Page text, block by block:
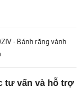
- Bánh răng vành
tư vấn và hỗ trợ